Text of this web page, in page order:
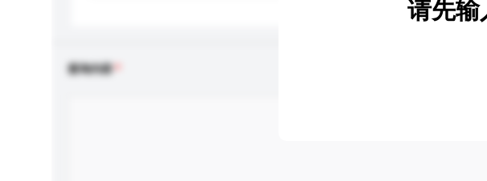
查询内容
请先输